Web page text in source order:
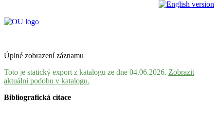
Úplné zobrazení záznamu
Toto je statický export z katalogu ze dne 04.06.2026. Zobrazit
aktuální podobu v katalogu.
Bibliografická citace